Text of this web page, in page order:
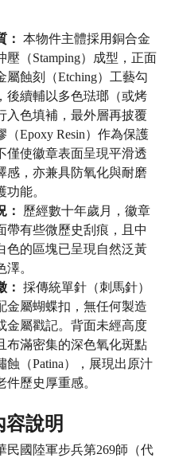
： 本物件主體採用銅合金
壓（Stamping）成型，正面
屬蝕刻（Etching）工藝勾
後續輔以多色琺瑯（或烤
入色填補，最外層再披覆
（Epoxy Resin）作為保護
僅使徽章表面呈現平滑透
感，亦兼具防氧化與耐磨
功能。
：
歷經數十年歲月，徽章
帶有些微歷史刮痕，且中
色的區塊已呈現自然泛黃
澤。
： 採傳統單針（刺馬針）
金屬蝴蝶扣，無任何製造
金屬戳記。背面未經高度
布滿密集的深色氧化斑點
蝕（Patina），展現出原汁
件歷史厚重感。
容說明
民國陸軍步兵第269師（代